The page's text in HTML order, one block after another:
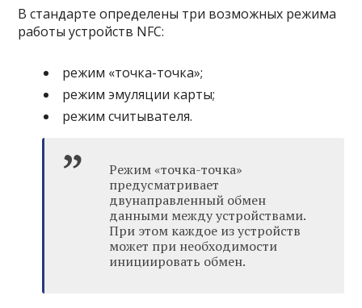
В стандарте определены три возможных режима
работы устройств NFC:
режим «точка-точка»;
режим эмуляции карты;
режим считывателя.
Режим «точка-точка»
предусматривает
двунаправленный обмен
данными между устройствами.
При этом каждое из устройств
может при необходимости
инициировать обмен.